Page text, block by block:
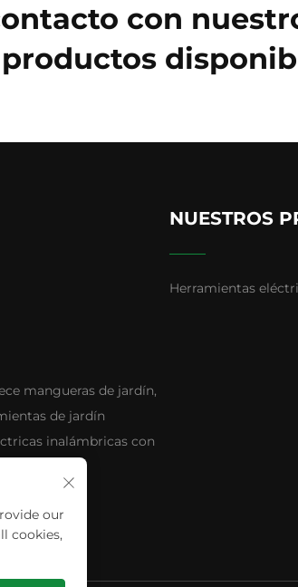
con
mangueras de jardín,
de jardín
inalámbricas con
NUESTROS
Herramientas
our
cookies,